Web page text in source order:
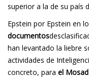
superior a la de su país
Epstein por Epstein en
documentos
han levantado la liebre
actividades de
concreto, para el Mosad